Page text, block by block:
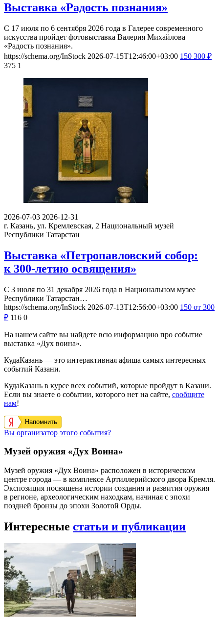
Выставка «Радость познания»
С 17 июля по 6 сентября 2026 года в Галерее современного
искусства пройдет фотовыставка Валерия Михайлова
«Радость познания».
https://schema.org/InStock 2026-07-15T12:46:00+03:00 150 300 ₽
375 1
2026-07-03 2026-12-31
г. Казань, ул. Кремлевская, 2 Национальный музей
Республики Татарстан
Выставка «Петропавловский собор:
к 300-летию освящения»
С 3 июля по 31 декабря 2026 года в Национальном музее
Республики Татарстан…
https://schema.org/InStock 2026-07-13T12:56:00+03:00 150 от 300
₽ 116 0
На нашем сайте вы найдете всю информацию про событие
выставка «Дух воина».
КудаКазань — это интерактивная афиша самых интересных
событий Казани.
КудаКазань в курсе всех событий, которые пройдут в Казани.
Если вы знаете о событии, которого нет на сайте, сообщите
нам!
Напомнить
Вы организатор этого события?
Музей оружия «Дух Воина»
Музей оружия «Дух Воина» расположен в историческом
центре города — в комплексе Артиллерийского двора Кремля.
Экспозиция посвящена истории создания и развития оружия
в регионе, археологическим находкам, начиная с эпохи
поздней бронзы до эпохи Золотой Орды.
Интересные статьи и публикации